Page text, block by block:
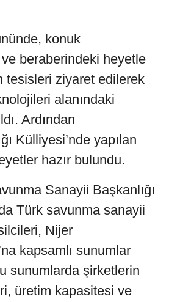
konuk
beraberindeki heyetle
tesisleri ziyaret edilerek
alanındaki
Ardından
Külliyesi’nde yapılan
hazır bulundu.
Sanayii Başkanlığı
Türk savunma sanayii
Nijer
kapsamlı sunumlar
sunumlarda şirketlerin
üretim kapasitesi ve